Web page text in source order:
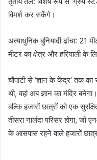
विमर्श कर सकेंगे।
अत्याधुनिक बुनियादी ढांचा: 21
मीटर का क्षेत्र और हरियाली के
चौपाटी से ‘ज्ञान के केंद्र’ तक
थी, वहां अब ज्ञान का मंदिर
बल्कि हजारों छात्रों को एक
तीसरा नालंदा परिसर होगा,
के आसपास रहने वाले हजारों